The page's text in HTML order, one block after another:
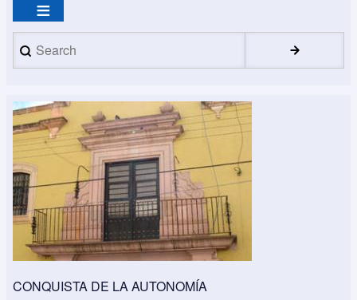
Search
CONQUISTA DE LA AUTONOMÍA